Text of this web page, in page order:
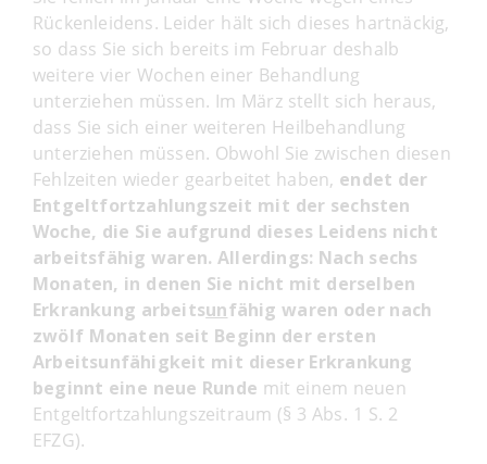
Rückenleidens. Leider hält sich dieses hartnäckig,
so dass Sie sich bereits im Februar deshalb
weitere vier Wochen einer Behandlung
unterziehen müssen. Im März stellt sich heraus,
dass Sie sich einer weiteren Heilbehandlung
unterziehen müssen. Obwohl Sie zwischen diesen
Fehlzeiten wieder gearbeitet haben, endet der
Entgeltfortzahlungszeit mit der sechsten
Woche, die Sie aufgrund dieses Leidens nicht
arbeitsfähig waren. Allerdings: Nach sechs
Monaten, in denen Sie nicht mit derselben
Erkrankung arbeitsunfähig waren oder nach
zwölf Monaten seit Beginn der ersten
Arbeitsunfähigkeit mit dieser Erkrankung
beginnt eine neue Runde mit einem neuen
Entgeltfortzahlungszeitraum (§ 3 Abs. 1 S. 2
EFZG).